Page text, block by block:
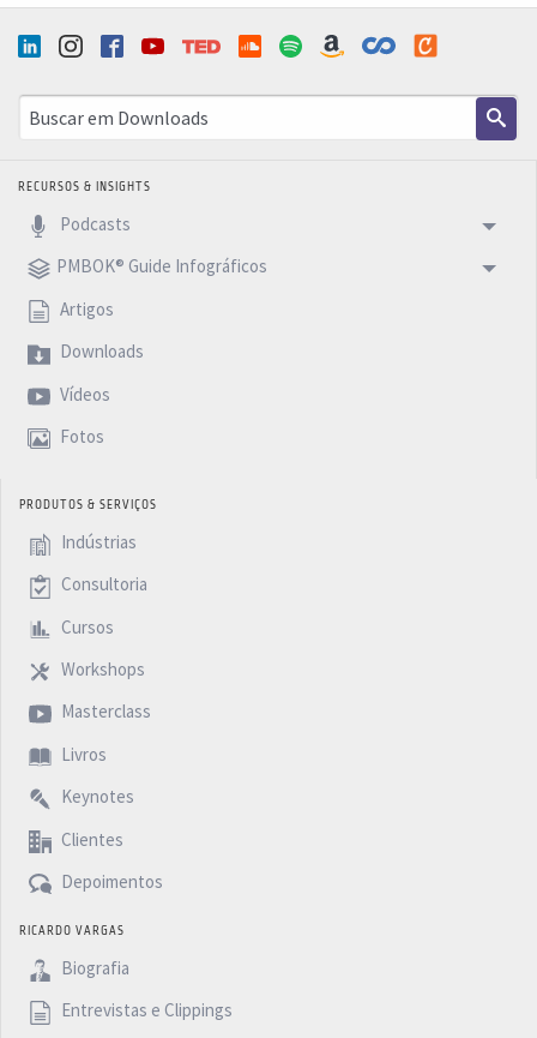
RECURSOS & INSIGHTS
Podcasts
PMBOK® Guide Infográficos
Artigos
Downloads
Vídeos
Fotos
PRODUTOS & SERVIÇOS
Indústrias
Consultoria
Cursos
Workshops
Masterclass
Livros
Keynotes
Clientes
Depoimentos
RICARDO VARGAS
Biografia
Entrevistas e Clippings